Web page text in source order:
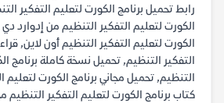
رابط تحميل برنامج الكورت لتعليم التفكير
الكورت لتعليم التفكير التنظيم من إدوارد دي
الكورت لتعليم التفكير التنظيم أون لاين,
التفكير التنظيم, تحميل نسخة كاملة برنامج
التنظيم, تحميل مجاني برنامج الكورت لتعليم
كتاب برنامج الكورت لتعليم التفكير التنظيم